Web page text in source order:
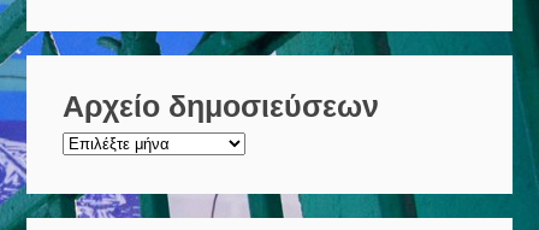
Αρχείο δημοσιεύσεων
Αρχείο